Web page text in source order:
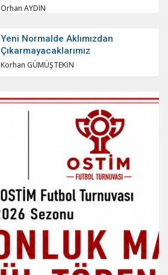
Orhan AYDIN
Yeni Normalde Aklımızdan
Çıkarmayacaklarımız
Korhan GÜMÜŞTEKİN